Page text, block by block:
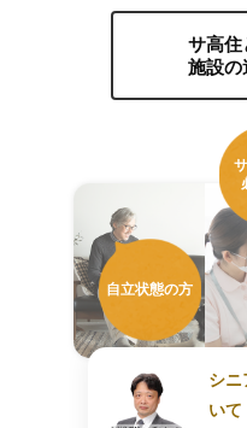
サ高住
施設の
自立状態の方
シ
いて